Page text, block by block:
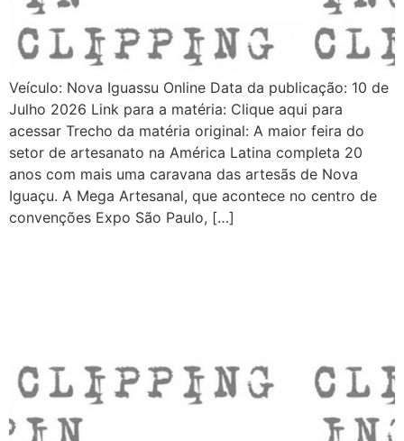
Veículo: Nova Iguassu Online Data da publicação: 10 de
Julho 2026 Link para a matéria: Clique aqui para
acessar Trecho da matéria original: A maior feira do
setor de artesanato na América Latina completa 20
anos com mais uma caravana das artesãs de Nova
Iguaçu. A Mega Artesanal, que acontece no centro de
convenções Expo São Paulo, […]